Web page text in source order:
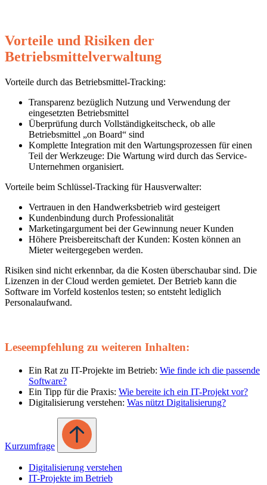
Vorteile und Risiken der
Betriebsmittelverwaltung
Vorteile durch das Betriebsmittel-Tracking:
Transparenz bezüglich Nutzung und Verwendung der
eingesetzten Betriebsmittel
Überprüfung durch Vollständigkeitscheck, ob alle
Betriebsmittel „on Board“ sind
Komplette Integration mit den Wartungsprozessen für einen
Teil der Werkzeuge: Die Wartung wird durch das Service-
Unternehmen organisiert.
Vorteile beim Schlüssel-Tracking für Hausverwalter:
Vertrauen in den Handwerksbetrieb wird gesteigert
Kundenbindung durch Professionalität
Marketingargument bei der Gewinnung neuer Kunden
Höhere Preisbereitschaft der Kunden: Kosten können an
Mieter weitergegeben werden.
Risiken sind nicht erkennbar, da die Kosten überschaubar sind. Die
Lizenzen in der Cloud werden gemietet. Der Betrieb kann die
Software im Vorfeld kostenlos testen; so entsteht lediglich
Personalaufwand.
Leseempfehlung zu weiteren Inhalten:
Ein Rat zu IT-Projekte im Betrieb: Wie finde ich die passende
Software?
Ein Tipp für die Praxis: Wie bereite ich ein IT-Projekt vor?
Digitalisierung verstehen: Was nützt Digitalisierung?
Kurzumfrage
Digitalisierung verstehen
IT-Projekte im Betrieb